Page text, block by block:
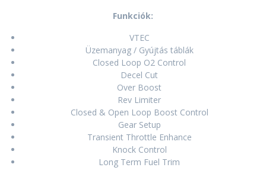
Funkciók:
VTEC
Üzemanyag / Gyújtás táblák
Closed Loop O2 Control
Decel Cut
Over Boost
Rev Limiter
Closed & Open Loop Boost Control
Gear Setup
Transient Throttle Enhance
Knock Control
Long Term Fuel Trim